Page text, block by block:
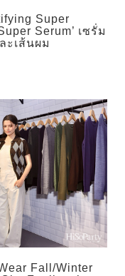
Super
Serum’ เซรั่ม
ะเส้นผม
Fall/Winter